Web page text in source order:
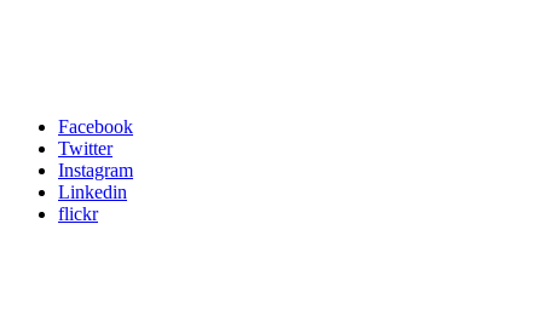
Facebook
Twitter
Instagram
Linkedin
flickr